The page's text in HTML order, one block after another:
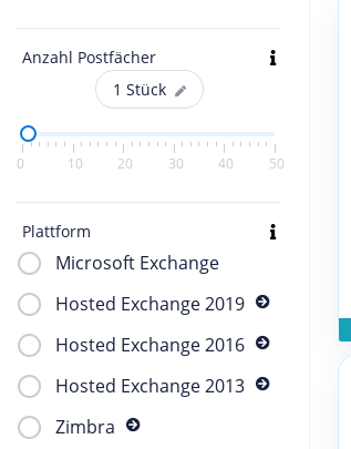
Anzahl Postfächer
1 Stück
0 10 20 30 40 50
Plattform
Microsoft Exchange
Hosted Exchange 2019
Hosted Exchange 2016
Hosted Exchange 2013
Zimbra